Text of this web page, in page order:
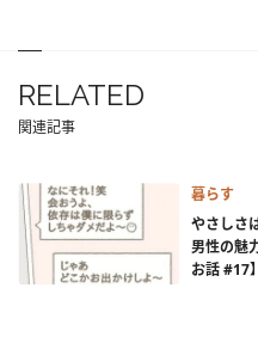
RELATED
関連記事
暮らす
やさしさ
男性の魅
お話 #17】